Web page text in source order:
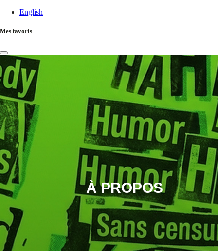
English
Mes favoris
À PROPOS